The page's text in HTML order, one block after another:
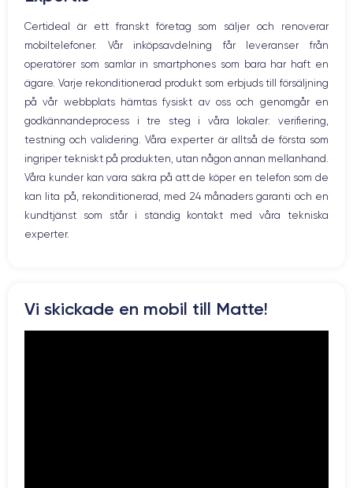
Puce A13 Bionic 6
Nom GPU
GPU 4 cœurs
Fréq. processeur
2.65 GHz
12 Mpx 12 Mpx
Résolution vidéo
4K - 3840 x 2160 px
Recharge rapide
Oui, minimum 18W
Batterie Type de SIM
Pour découvrir en détail toutes les caractéristiques de ce
Hem-knappen
Bluetooth
WiFi
Nätverk
Vibration
Prise USB
Certideal är ett franskt företag som säljer och renoverar
mobiltelefoner. Vår inköpsavdelning får leveranser från
operatörer som samlar in smartphones som bara har haft en
ägare. Varje rekonditionerad produkt som erbjuds till försäljning
på vår webbplats hämtas fysiskt av oss och genomgår en
godkännandeprocess i tre steg i våra lokaler: verifiering,
testning och validering. Våra experter är alltså de första som
ingriper tekniskt på produkten, utan någon annan mellanhand.
Våra kunder kan vara säkra på att de köper en telefon som de
kan lita på, rekonditionerad, med 24 månaders garanti och en
kundtjänst som står i ständig kontakt med våra tekniska
experter.
Vi skickade en mobil till Matte!